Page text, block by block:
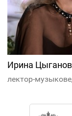
Ирина
лектор-